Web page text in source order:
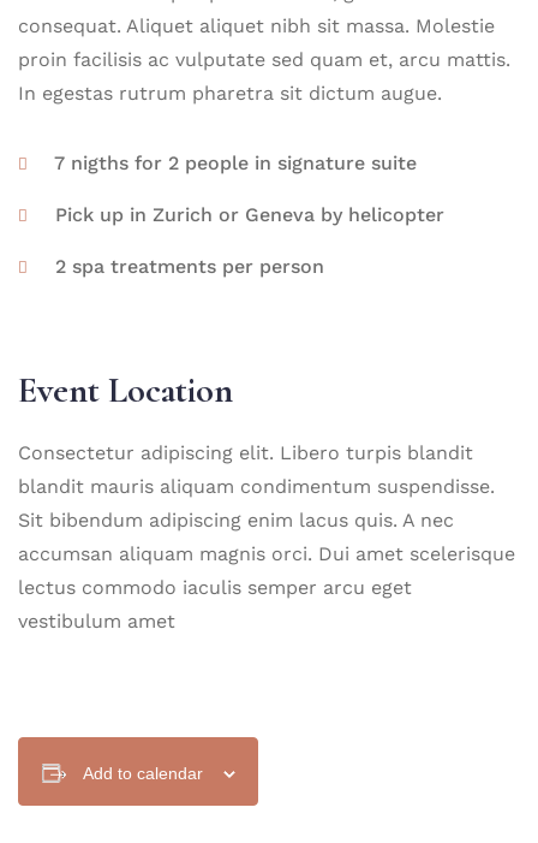
consequat. Aliquet aliquet nibh sit massa. Molestie
proin facilisis ac vulputate sed quam et, arcu mattis.
In egestas rutrum pharetra sit dictum augue.
7 nigths for 2 people in signature suite
Pick up in Zurich or Geneva by helicopter
2 spa treatments per person
Event Location
Consectetur adipiscing elit. Libero turpis blandit
blandit mauris aliquam condimentum suspendisse.
Sit bibendum adipiscing enim lacus quis. A nec
accumsan aliquam magnis orci. Dui amet scelerisque
lectus commodo iaculis semper arcu eget
vestibulum amet
Add to calendar